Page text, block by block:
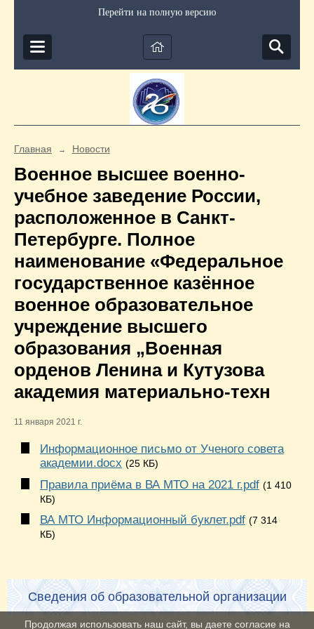
Перейти на полную версию
Главная → Новости
Военное высшее военно-
учебное заведение России,
расположенное в Санкт-
Петербурге. Полное
наименование «Федеральное
государственное казённое
военное образовательное
учреждение высшего
образования „Военная
орденов Ленина и Кутузова
академия материально-техн
11 января 2021 г.
Информационное письмо от Ученого совета
академии.docx (25 КБ)
Правила приёма в ВА МТО на 2021 г.pdf (1 410
КБ)
ВА МТО Информационный буклет.pdf (7 314
КБ)
Сведения об образовательной организации
Продолжая использовать наш сайт, вы даете согласие на